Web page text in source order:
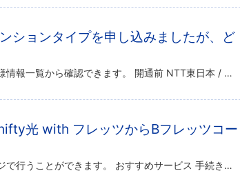
ションタイプを申し込みましたが、ど
開通前はNTT東日本 / 西日本で、開通後はお客様情報一覧から確認できます。 開通前 NTT東日本 / 西日本より行われる工事についての連絡（コンサルティング）の際にご確認ください。 開通後 以下のリンクから「お客様情報 […]
光 with フレッツからBフレッツコー
手続きについては、それぞれ@niftyホームページで行うことができます。 おすすめサービス 手続きの流れ @nifty光ライフ with フレッツ / @nifty光 with フレッツの解除をした後にBフレッツコースの […]